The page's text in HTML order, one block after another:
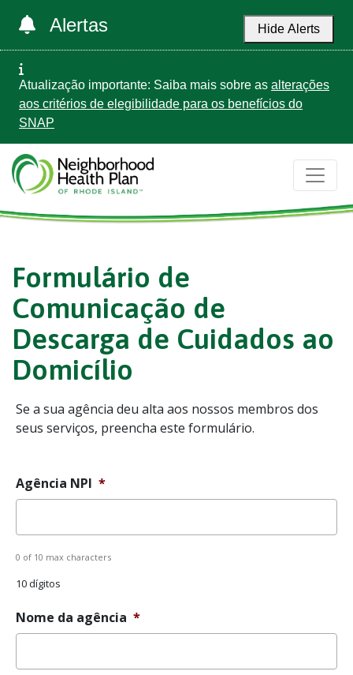
Alertas Hide Alerts
Atualização importante: Saiba mais sobre as alterações
aos critérios de elegibilidade para os benefícios do
SNAP
Formulário de
Comunicação de
Descarga de Cuidados ao
Domicílio
Se a sua agência deu alta aos nossos membros dos
seus serviços, preencha este formulário.
Agência NPI *
0 of 10 max characters
10 dígitos
Nome da agência *